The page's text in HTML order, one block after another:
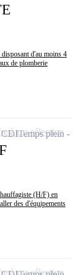
d'au moins 4
de plomberie
(H/F) en
des d'équipements
CDITemps plein
à ma sélection
à ma sélection